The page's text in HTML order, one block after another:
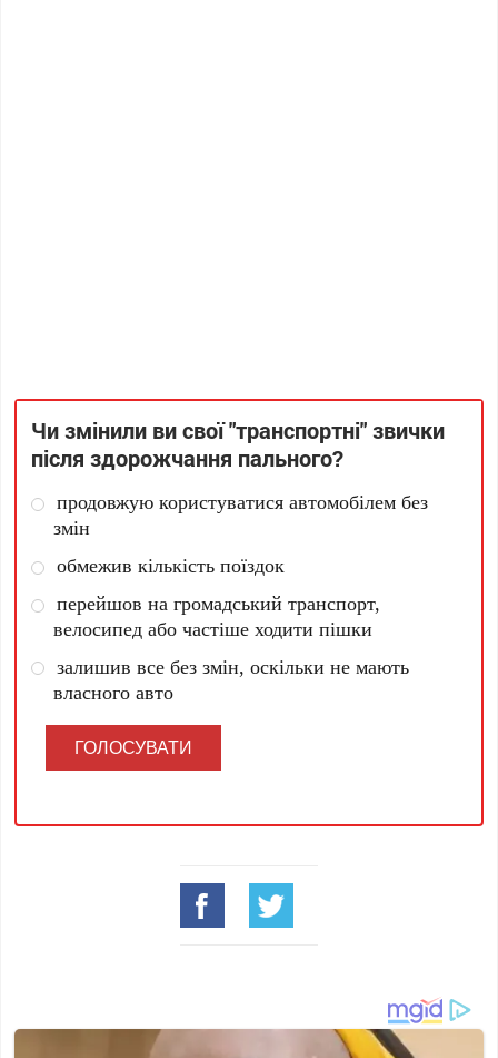
Чи змінили ви свої "транспортні" звички
після здорожчання пального?
продовжую користуватися автомобілем без
змін
обмежив кількість поїздок
перейшов на громадський транспорт,
велосипед або частіше ходити пішки
залишив все без змін, оскільки не мають
власного авто